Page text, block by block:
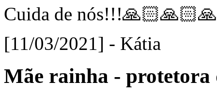
Cuida de
[11/03/2021] - Kátia
Mãe rainha - protetora